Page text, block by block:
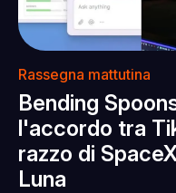
Rassegna mattutina
Bending
l'accordo tra
razzo di
Luna